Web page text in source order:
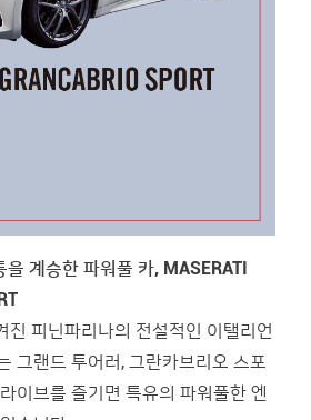
을 계승한 파워풀 카, MASERATI
진 피닌파리나의 전설적인 이탤리언
그랜드 투어러, 그란카브리오 스포
이브를 즐기면 특유의 파워풀한 엔